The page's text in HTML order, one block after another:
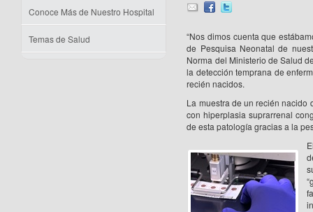
Conoce Más de Nuestro Hospital
Temas de Salud
“Nos dimos cuenta que
de Pesquisa Neonatal de
Norma del Ministerio de Salud
la detección temprana de
recién nacidos.
La muestra de un recién nacido
con hiperplasia suprarrenal
de esta patología gracias a la